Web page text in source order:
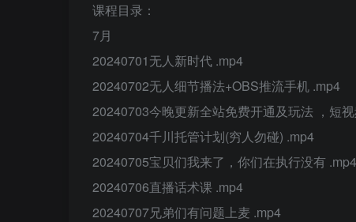
课程目录：
7月
20240701无人新时代 .mp4
20240702无人细节播法+OBS推流手机 .mp4
20240703今晚更新全站免费开通及玩法 ，短
20240704千川托管计划(穷人勿碰) .mp4
20240705宝贝们我来了，你们在执行没有 .mp4
20240706直播话术课 .mp4
20240707兄弟们有问题上麦 .mp4